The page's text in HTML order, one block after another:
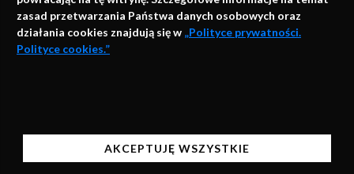
zasad przetwarzania Państwa danych osobowych oraz
działania cookies znajdują się w „Polityce prywatności.
Polityce cookies.”
AKCEPTUJĘ WSZYSTKIE
Redakcja medyczna:
ul. Wolności 338b
61-312 Poznań
Wsparcie:
automatycznego przechowywania danych do celów
statystycznych, realizacji usług i reklamowych.